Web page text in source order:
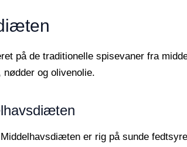
på de traditionelle spisevaner fra
og olivenolie.
er rig på sunde